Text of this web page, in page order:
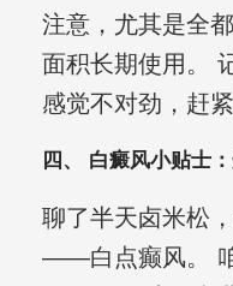
注意，尤其是全
面积长期使用。
感觉不对劲，赶
四、 白癜风小贴士
聊了半天卤米松
——白点癫风。